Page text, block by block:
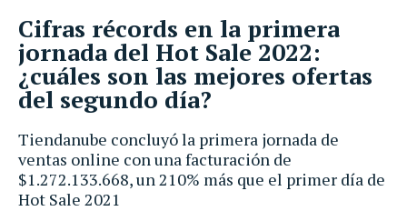
Tiendanube concluyó la primera jornada de
ventas online con una facturación de
$1.272.133.668, un 210% más que el primer día de
Hot Sale 2021
Cifras récords en la primera
jornada del Hot Sale 2022:
¿cuáles son las mejores ofertas
del segundo día?